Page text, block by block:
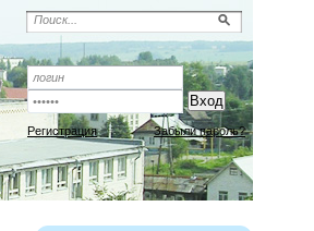
Регистрация Забыли пароль?